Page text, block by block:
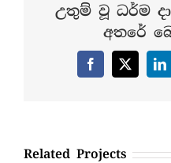
උතුම් වූ ධර්ම
අතරේ
Facebook
X
Related Projects